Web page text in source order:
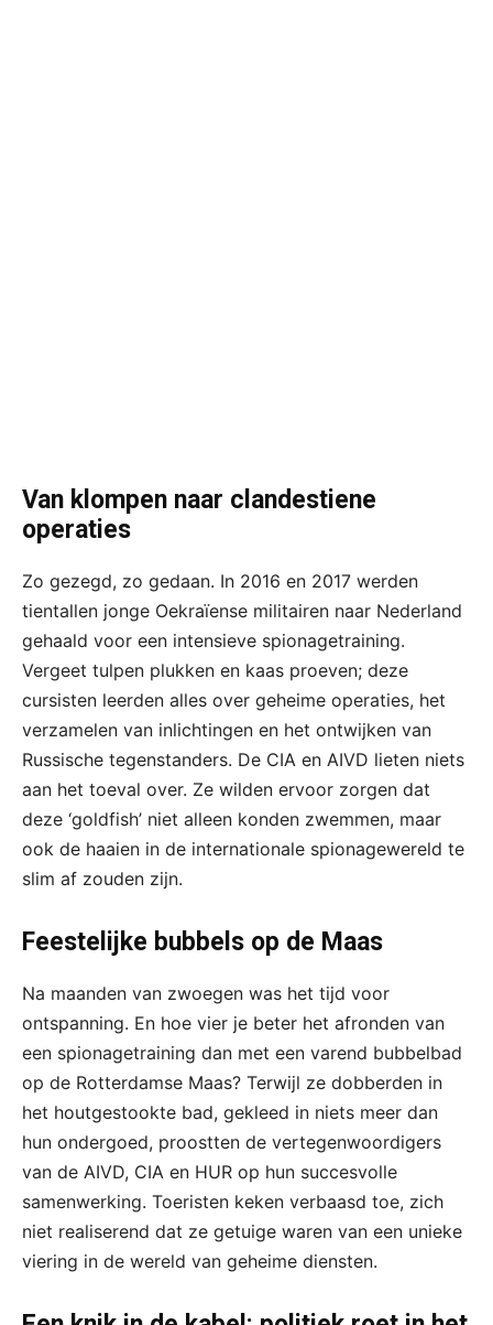
Van klompen naar clandestiene
operaties
Zo gezegd, zo gedaan. In 2016 en 2017 werden
tientallen jonge Oekraïense militairen naar Nederland
gehaald voor een intensieve spionagetraining.
Vergeet tulpen plukken en kaas proeven; deze
cursisten leerden alles over geheime operaties, het
verzamelen van inlichtingen en het ontwijken van
Russische tegenstanders. De CIA en AIVD lieten niets
aan het toeval over. Ze wilden ervoor zorgen dat
deze ‘goldfish’ niet alleen konden zwemmen, maar
ook de haaien in de internationale spionagewereld te
slim af zouden zijn.
Feestelijke bubbels op de Maas
Na maanden van zwoegen was het tijd voor
ontspanning. En hoe vier je beter het afronden van
een spionagetraining dan met een varend bubbelbad
op de Rotterdamse Maas? Terwijl ze dobberden in
het houtgestookte bad, gekleed in niets meer dan
hun ondergoed, proostten de vertegenwoordigers
van de AIVD, CIA en HUR op hun succesvolle
samenwerking. Toeristen keken verbaasd toe, zich
niet realiserend dat ze getuige waren van een unieke
viering in de wereld van geheime diensten.